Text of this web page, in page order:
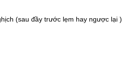
(sau đầy trước lẹm hay ngược lại )